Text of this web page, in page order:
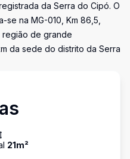
da Serra do Cipó. O
na MG-010, Km 86,5,
região de grande
da sede do distrito da Serra
21m²